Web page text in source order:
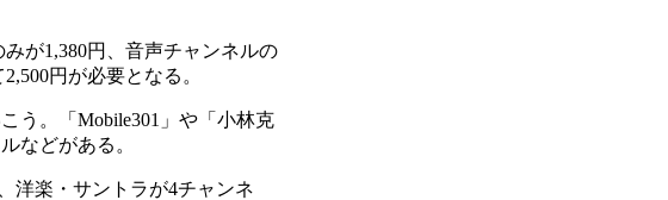
が1,380円、音声チャンネルの
円が必要となる。
う。「Mobile301」や「小林克
などがある。
洋楽・サントラが4チャンネ